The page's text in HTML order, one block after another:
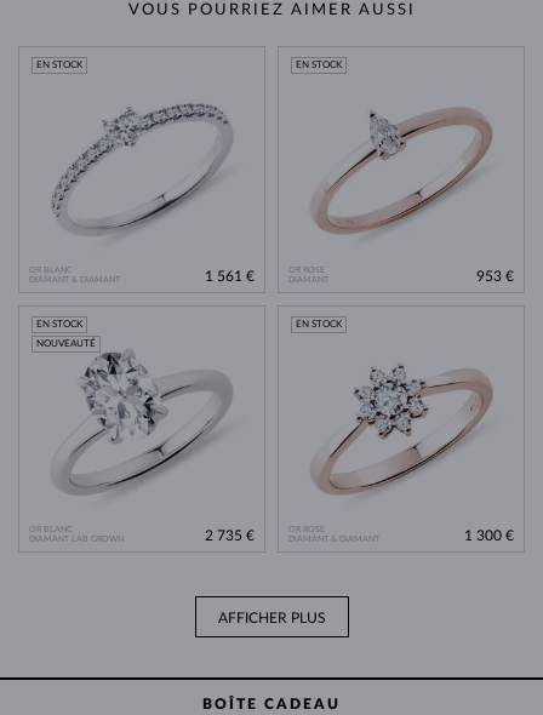
VOUS POURRIEZ AIMER AUSSI
OR BLANC
DIAMANT & DIAMANT
EN STOCK
1 561 €
OR ROSE
DIAMANT
EN STOCK
953 €
OR BLANC
DIAMANT LAB GROWN
EN STOCK
NOUVEAUTÉ
2 735 €
OR ROSE
DIAMANT & DIAMANT
EN STOCK
1 300 €
AFFICHER PLUS
BOÎTE CADEAU